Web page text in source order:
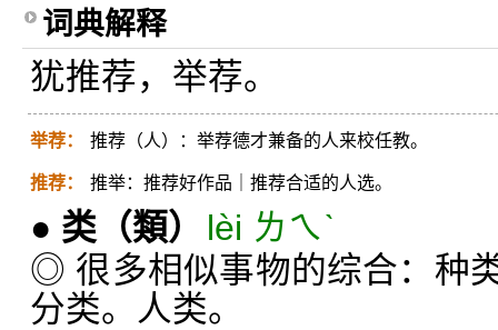
词典解释
犹推荐，举荐。
举荐： 推荐（人）：举荐德才兼备的人来校任教。
推荐： 推举：推荐好作品｜推荐合适的人选。
● 类 （類）
lèi ㄌㄟˋ
◎ 很多相似事物的综合：种
分类。人类。